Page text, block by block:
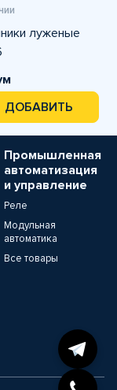
луженые
ДОБАВИТЬ
Промышленная
автоматизация
и управление
Реле
Модульная
автоматика
Все товары